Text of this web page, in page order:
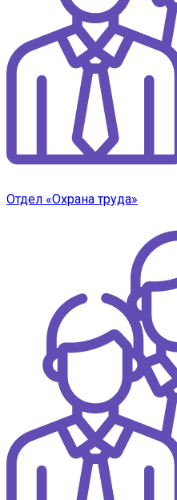
Отдел «Охрана труда»